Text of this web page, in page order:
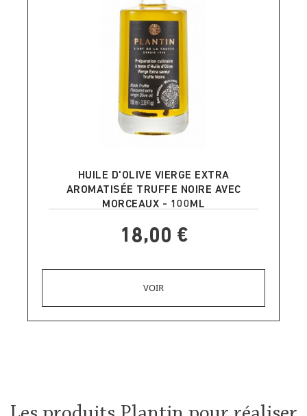
HUILE D'OLIVE VIERGE EXTRA
AROMATISÉE TRUFFE NOIRE AVEC
MORCEAUX - 100ML
18,00 €